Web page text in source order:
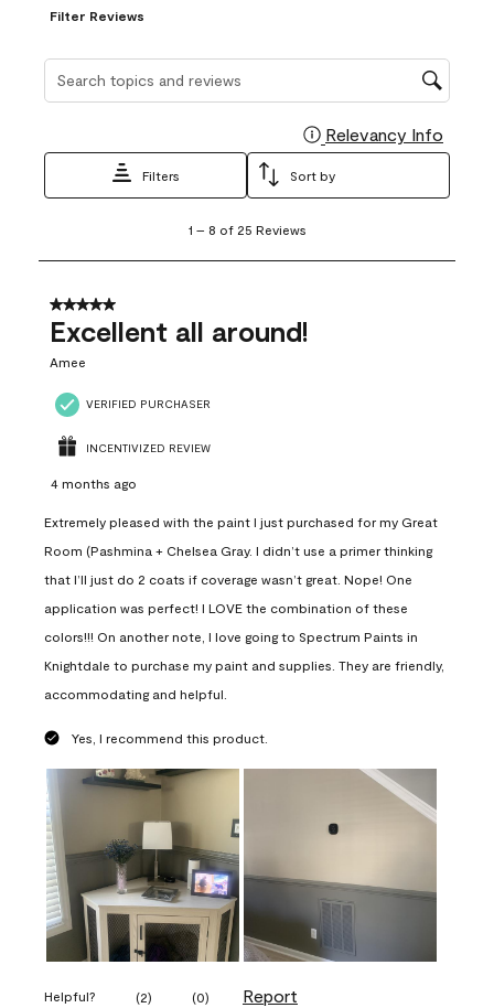
Filter Reviews
Relevancy Info
Filters Sort by
8
25
Reviews
1 – 8 of 25 Reviews
5 out of 5 stars.
Excellent all around!
Amee
VERIFIED PURCHASER
INCENTIVIZED REVIEW
4 months ago
Extremely pleased with the paint I just purchased for my Great
Room (Pashmina + Chelsea Gray. I didn’t use a primer thinking
that I’ll just do 2 coats if coverage wasn’t great. Nope! One
application was perfect! I LOVE the combination of these
colors!!! On another note, I love going to Spectrum Paints in
Knightdale to purchase my paint and supplies. They are friendly,
accommodating and helpful.
Yes, I recommend this product.
Helpful? (2) (0) Report